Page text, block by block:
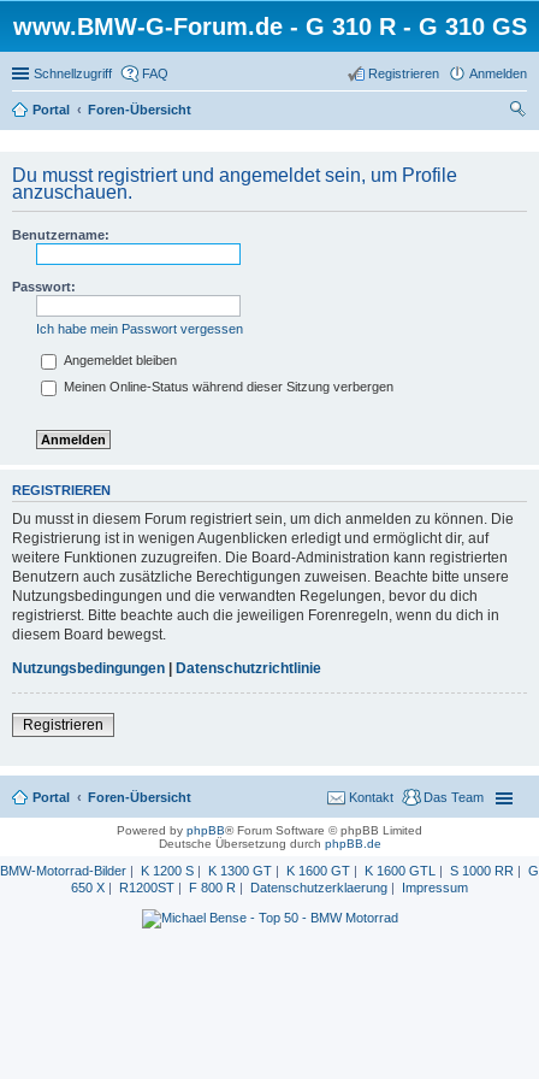
www.BMW-G-Forum.de - G 310 R - G 310 GS
Schnellzugriff FAQ Anmelden
Registrieren
Portal
Foren-Übersicht
Du musst registriert und angemeldet sein, um Profile
anzuschauen.
Benutzername:
Passwort:
Ich habe mein Passwort vergessen
Angemeldet bleiben
Meinen Online-Status während dieser Sitzung verbergen
REGISTRIEREN
Du musst in diesem Forum registriert sein, um dich anmelden zu können. Die
Registrierung ist in wenigen Augenblicken erledigt und ermöglicht dir, auf
weitere Funktionen zuzugreifen. Die Board-Administration kann registrierten
Benutzern auch zusätzliche Berechtigungen zuweisen. Beachte bitte unsere
Nutzungsbedingungen und die verwandten Regelungen, bevor du dich
registrierst. Bitte beachte auch die jeweiligen Forenregeln, wenn du dich in
diesem Board bewegst.
Nutzungsbedingungen | Datenschutzrichtlinie
Registrieren
Portal Foren-Übersicht Das Team
Kontakt
Powered by phpBB® Forum Software © phpBB Limited
Deutsche Übersetzung durch phpBB.de
BMW-Motorrad-Bilder | K 1200 S | K 1300 GT | K 1600 GT | K 1600 GTL | S 1000 RR | G
650 X | R1200ST | F 800 R | Datenschutzerklaerung | Impressum